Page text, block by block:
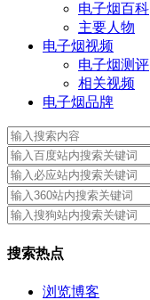
电子烟百科
主要人物
电子烟视频
电子烟测评
相关视频
电子烟品牌
搜索热点
浏览博客